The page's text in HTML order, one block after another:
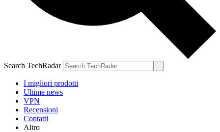
Search TechRadar
I migliori prodotti
Ultime news
VPN
Recensioni
Contatti
Altro